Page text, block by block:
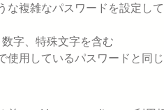
な複雑なパスワードを設定し
字、特殊文字を含む
使用しているパスワードと同